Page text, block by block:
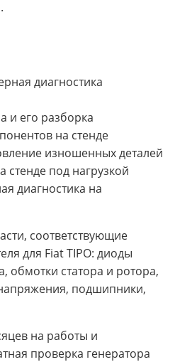
диагностика
и его разборка
на стенде
изношенных деталей
стенде под нагрузкой
диагностика на
соответствующие
для Fiat TIPO: диоды
обмотки статора и ротора,
подшипники,
на работы и
проверка генератора